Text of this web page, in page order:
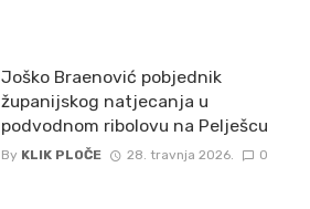
Joško Braenović pobjednik
županijskog natjecanja u
podvodnom ribolovu na Pelješcu
By KLIK PLOČE 28. travnja 2026. 0